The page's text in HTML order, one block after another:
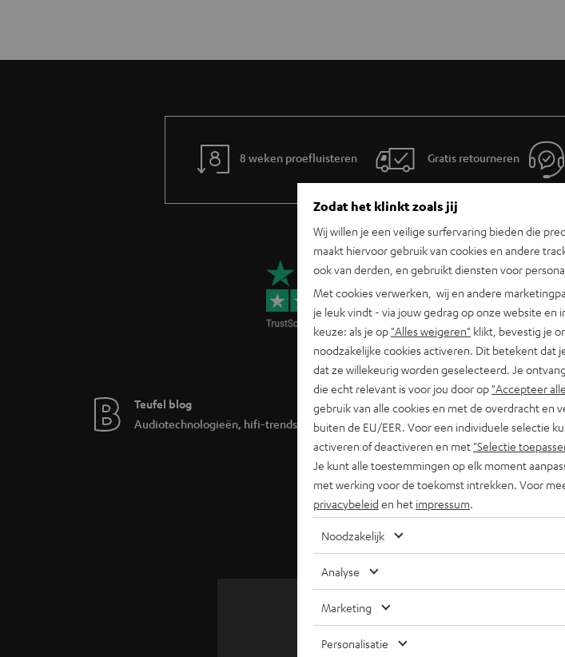
8 weken proefluisteren Gratis retourneren
Teufel blog
Audiotechnologieën, hifi-trends, tips & tricks
Teufel
Contact
Traceer
TOT
A
Kies je korting!
Zodat het klinkt zoals jij
Wij willen je een veilige surfervaring bieden die
maakt hiervoor gebruik van cookies en andere
ook van derden, en gebruikt diensten voor
Met cookies verwerken, wij en andere
je leuk vindt - via jouw gedrag op onze website en
keuze: als je op "Alles weigeren" klikt, bevestig je
noodzakelijke cookies activeren. Dit betekent dat
dat ze willekeurig worden geselecteerd. Je
die echt relevant is voor jou door op "Accepteer
gebruik van alle cookies en met de overdracht en
buiten de EU/EER. Voor een individuele selectie
activeren of deactiveren en met "Selectie
Je kunt alle toestemmingen op elk moment
met werking voor de toekomst intrekken. Voor
privacybeleid en het impressum.
Noodzakelijk
Analyse
Marketing
Personalisatie